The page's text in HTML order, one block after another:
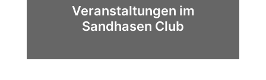
Veranstaltungen im
Sandhasen Club